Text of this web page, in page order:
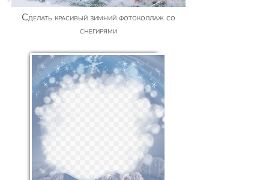
Сделать красивый зимний фотоколлаж со
снегирями